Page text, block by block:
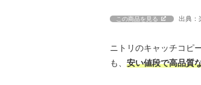
この商品を見る 出典：
ニトリのキャッチコピ
も、 安い値段で高品質